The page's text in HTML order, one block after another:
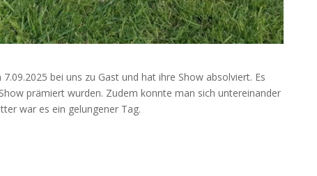
bei uns zu Gast und hat ihre Show absolviert. Es
prämiert wurden. Zudem konnte man sich untereinander
war es ein gelungener Tag.